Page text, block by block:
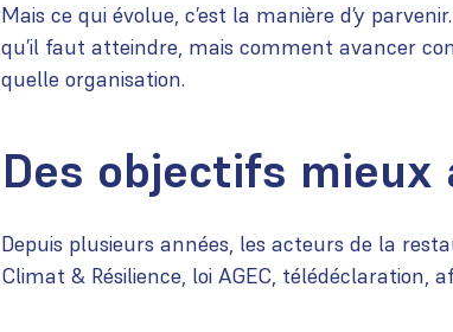
Mais ce qui évolue, c’est la manière d’y
qu’il faut atteindre, mais comment avancer
quelle organisation.
Des objectifs mieux
Depuis plusieurs années, les acteurs de la
Climat & Résilience, loi AGEC, télédéclaration,